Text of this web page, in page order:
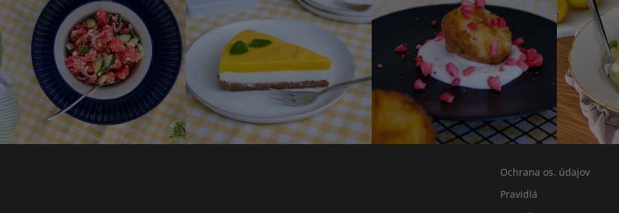
Ochrana os. údajov
Pravidlá